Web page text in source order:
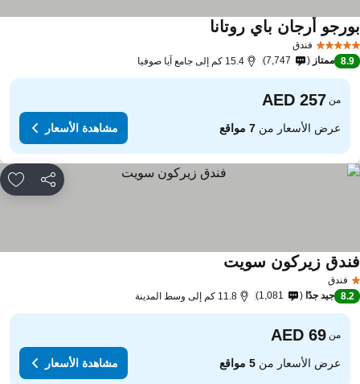
فندق
أرجان باي روتانا
8.9 ممتاز 7,747 15.4 كم إلى جامع آيا صوفيا
من
عرض الأسعار من7 مواقع مشاهدة الأسعار
مشاركة
فندق
زيركون سويت
8.2 جيد جدًا 1,081 11.8 كم إلى وسط المدينة
من
عرض الأسعار من5 مواقع مشاهدة الأسعار